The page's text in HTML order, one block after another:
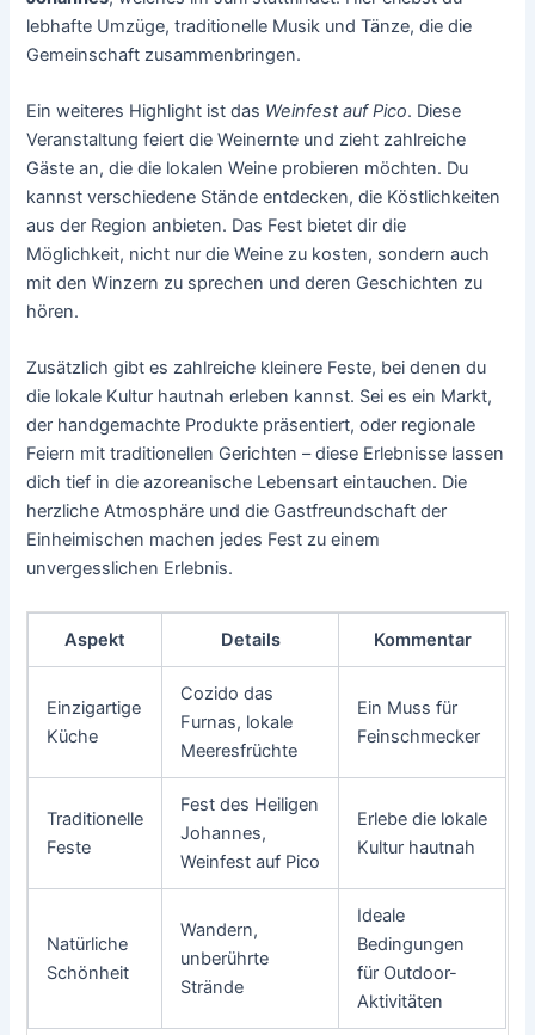
lebhafte Umzüge, traditionelle Musik und Tänze, die die
Gemeinschaft zusammenbringen.
Ein weiteres Highlight ist das Weinfest auf Pico. Diese
Veranstaltung feiert die Weinernte und zieht zahlreiche
Gäste an, die die lokalen Weine probieren möchten. Du
kannst verschiedene Stände entdecken, die Köstlichkeiten
aus der Region anbieten. Das Fest bietet dir die
Möglichkeit, nicht nur die Weine zu kosten, sondern auch
mit den Winzern zu sprechen und deren Geschichten zu
hören.
Zusätzlich gibt es zahlreiche kleinere Feste, bei denen du
die lokale Kultur hautnah erleben kannst. Sei es ein Markt,
der handgemachte Produkte präsentiert, oder regionale
Feiern mit traditionellen Gerichten – diese Erlebnisse lassen
dich tief in die azoreanische Lebensart eintauchen. Die
herzliche Atmosphäre und die Gastfreundschaft der
Einheimischen machen jedes Fest zu einem
unvergesslichen Erlebnis.
Aspekt Details Kommentar
Einzigartige
Küche
Cozido das
Furnas, lokale
Meeresfrüchte
Ein Muss für
Feinschmecker
Traditionelle
Feste
Fest des Heiligen
Johannes,
Weinfest auf Pico
Erlebe die lokale
Kultur hautnah
Natürliche
Schönheit
Wandern,
unberührte
Strände
Ideale
Bedingungen
für Outdoor-
Aktivitäten